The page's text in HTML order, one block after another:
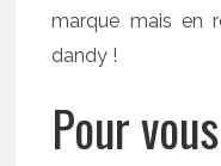
marque mais en
dandy !
Pour